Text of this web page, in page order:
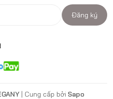
Đăng ký
| Cung cấp bởi Sapo